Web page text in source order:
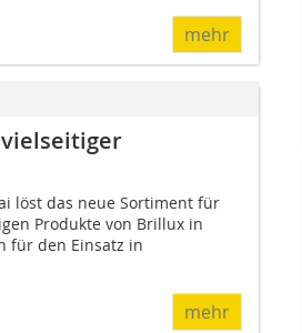
mehr
löst das neue Sortiment für
Produkte von Brillux in
für den Einsatz in
mehr